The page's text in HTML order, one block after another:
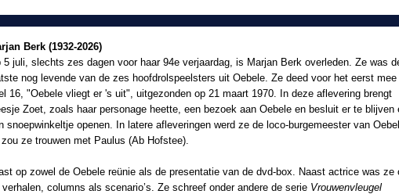
Berk (1932-2026)
5 juli, slechts zes dagen voor haar 94e verjaardag, is Marjan Berk overleden. Ze was
nog levende van de zes hoofdrolspeelsters uit Oebele. Ze deed voor het eerst mee
16, "Oebele vliegt er 's uit", uitgezonden op 21 maart 1970. In deze aflevering brengt
Zoet, zoals haar personage heette, een bezoek aan Oebele en besluit er te blijven
snoepwinkeltje openen. In latere afleveringen werd ze de loco-burgemeester van
ze trouwen met Paulus (Ab Hofstee).
op zowel de Oebele reünie als de presentatie van de dvd-box. Naast actrice was ze
columns als scenario’s. Ze schreef onder andere de serie Vrouwenvleugel